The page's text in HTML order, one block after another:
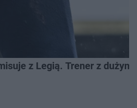
z Legią. Trener z dużym